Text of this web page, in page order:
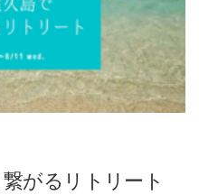
がるリトリート